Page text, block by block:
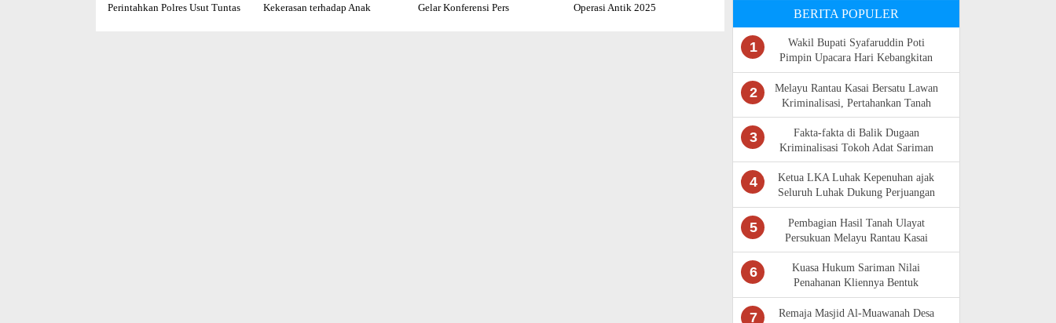
Perintahkan Polres Usut Tuntas
Kekerasan terhadap Anak
Gelar Konferensi Pers
Operasi Antik 2025
BERITA POPULER
1
Wakil Bupati Syafaruddin Poti
Pimpin Upacara Hari Kebangkitan
Nasional Ke -118 di Rokan Hulu
2
Melayu Rantau Kasai Bersatu Lawan
Kriminalisasi, Pertahankan Tanah
Ulayat
3
Fakta-fakta di Balik Dugaan
Kriminalisasi Tokoh Adat Sariman
Siregar
4
Ketua LKA Luhak Kepenuhan ajak
Seluruh Luhak Dukung Perjuangan
Masyarakat Adat Rantau Kasai
5
Pembagian Hasil Tanah Ulayat
Persukuan Melayu Rantau Kasai
Sempat Diwarnai Kericuhan
6
Kuasa Hukum Sariman Nilai
Penahanan Kliennya Bentuk
Kriminalisasi,Bantah Isu Tunggangan
LAM Riau
7
Remaja Masjid Al-Muawanah Desa